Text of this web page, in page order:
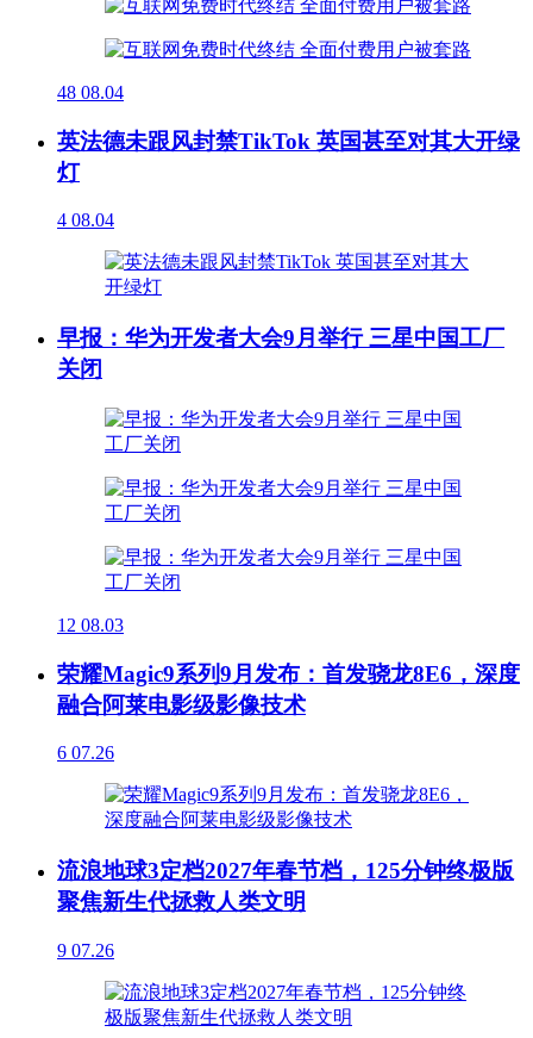
48 08.04
英法德未跟风封禁TikTok 英国甚至对其大开绿
灯
4 08.04
早报：华为开发者大会9月举行 三星中国工厂
关闭
12 08.03
荣耀Magic9系列9月发布：首发骁龙8E6，深度
融合阿莱电影级影像技术
6 07.26
流浪地球3定档2027年春节档，125分钟终极版
聚焦新生代拯救人类文明
9 07.26